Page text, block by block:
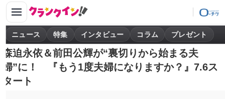
ニュース 特集 インタビュー コラム プレゼント
森迫永依＆前田公輝が“裏切りから始まる夫
婦”に！ 『もう1度夫婦になりますか？』7.6ス
タート